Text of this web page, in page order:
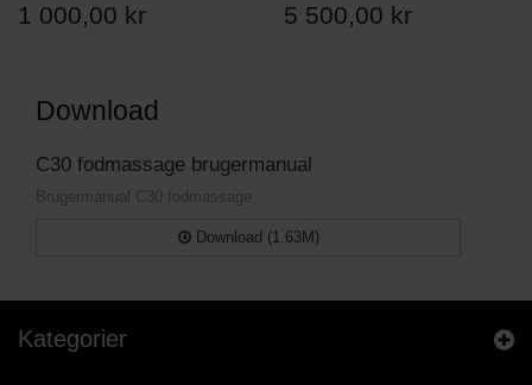
1 000,00 kr 5 500,00 kr
Download
C30 fodmassage brugermanual
Brugermanual C30 fodmassage
Download (1.63M)
Kategorier